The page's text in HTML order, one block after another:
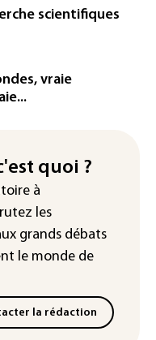
milliards
par
maïs
de la
jours en
scientifiques
vraie
quoi ?
à
les
grands débats
le monde de
la rédaction